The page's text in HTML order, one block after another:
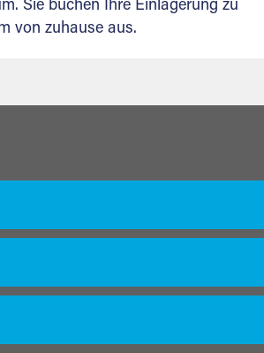
Sie buchen Ihre Einlagerung zu
von zuhause aus.